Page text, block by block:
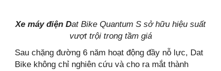
Xe máy điện Dat Bike Quantum S sở hữu hiệu suất
vượt trội trong tầm giá
Sau chặng đường 6 năm hoạt động đầy nỗ lực, Dat
Bike không chỉ nghiên cứu và cho ra mắt thành